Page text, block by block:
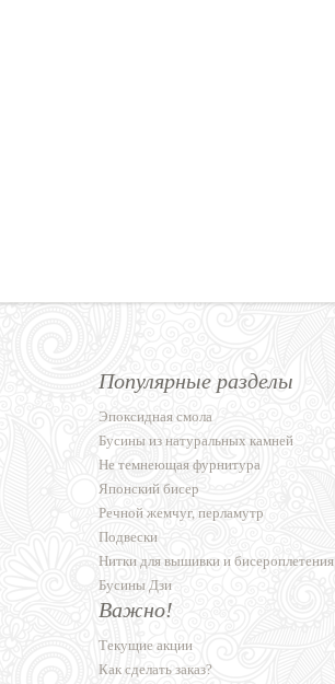
Популярные разделы
Эпоксидная смола
Бусины из натуральных камней
Не темнеющая фурнитура
Японский бисер
Речной жемчуг, перламутр
Подвески
Нитки для вышивки и бисероплетения
Бусины Дзи
Важно!
Текущие акции
Как сделать заказ?